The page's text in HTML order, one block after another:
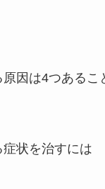
因は4つあるこ
状を治すには